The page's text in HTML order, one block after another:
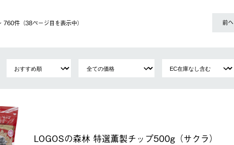
件（38ページ⽬を表⽰中） 前へ
LOGOSの森林 特選薫製チップ500g（サクラ）